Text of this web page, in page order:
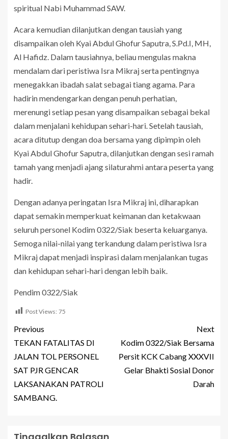
spiritual Nabi Muhammad SAW.
Acara kemudian dilanjutkan dengan tausiah yang
disampaikan oleh Kyai Abdul Ghofur Saputra, S.Pd.I, MH,
Al Hafidz. Dalam tausiahnya, beliau mengulas makna
mendalam dari peristiwa Isra Mikraj serta pentingnya
menegakkan ibadah salat sebagai tiang agama. Para
hadirin mendengarkan dengan penuh perhatian,
merenungi setiap pesan yang disampaikan sebagai bekal
dalam menjalani kehidupan sehari-hari. Setelah tausiah,
acara ditutup dengan doa bersama yang dipimpin oleh
Kyai Abdul Ghofur Saputra, dilanjutkan dengan sesi ramah
tamah yang menjadi ajang silaturahmi antara peserta yang
hadir.
Dengan adanya peringatan Isra Mikraj ini, diharapkan
dapat semakin memperkuat keimanan dan ketakwaan
seluruh personel Kodim 0322/Siak beserta keluarganya.
Semoga nilai-nilai yang terkandung dalam peristiwa Isra
Mikraj dapat menjadi inspirasi dalam menjalankan tugas
dan kehidupan sehari-hari dengan lebih baik.
Pendim 0322/Siak
Post Views: 75
Previous
TEKAN FATALITAS DI
JALAN TOL PERSONEL
SAT PJR GENCAR
LAKSANAKAN PATROLI
SAMBANG.
Next
Kodim 0322/Siak Bersama
Persit KCK Cabang XXXVII
Gelar Bhakti Sosial Donor
Darah